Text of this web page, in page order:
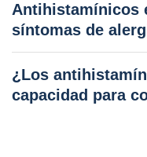
Antihistamínicos
síntomas de
¿Los
capacidad para